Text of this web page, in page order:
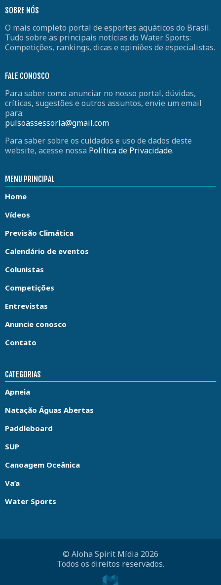
SOBRE NÓS
O mais completo portal de esportes aquáticos do Brasil.
Tudo sobre as principais notícias do Water Sports:
Competições, rankings, dicas e opiniões de especialistas.
FALE CONOSCO
Para saber como anunciar no nosso portal, dúvidas,
críticas, sugestões e outros assuntos, envie um email
para:
pulsoassessoria@gmail.com
Para saber sobre os cuidados e uso de dados deste
website, acesse nossa Política de Privacidade.
MENU PRINCIPAL
Home
Vídeos
Previsão Climática
Calendário de eventos
Colunistas
Competições
Entrevistas
Anuncie conosco
Contato
CATEGORIAS
Apneia
Natação Águas Abertas
Paddleboard
SUP
Canoagem Oceânica
Va’a
Water Sports
© Aloha Spirit Mídia 2026
Todos os direitos reservados.